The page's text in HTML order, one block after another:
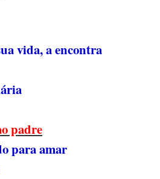
vida, a encontra
padre
para amar